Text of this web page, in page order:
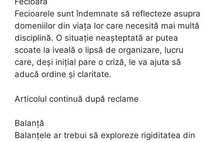
Fecioarele sunt îndemnate să reflecteze asupra
domeniilor din viața lor care necesită mai multă
disciplină. O situație neașteptată ar putea
scoate la iveală o lipsă de organizare, lucru
care, deși inițial pare o criză, le va ajuta să
aducă ordine și claritate.
Articolul continuă după reclame
Balanță
Balanțele ar trebui să exploreze rigiditatea din